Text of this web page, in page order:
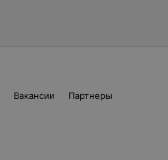
Вакансии
Партнеры